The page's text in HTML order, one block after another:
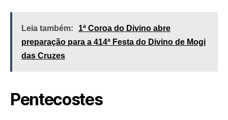
Leia também:
1ª Coroa do Divino abre
preparação para a 414ª Festa do Divino de Mogi
das Cruzes
Pentecostes